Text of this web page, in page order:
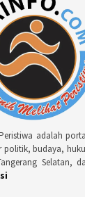
adalah
politik, budaya,
Selatan,